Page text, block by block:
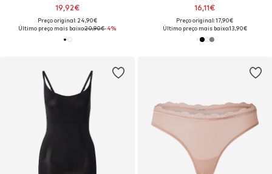
19,92€
Preço original: 24,90€
Último preço mais baixo:20,90€-4%
16,11€
Preço original: 17,90€
Último preço mais baixo:13,90€